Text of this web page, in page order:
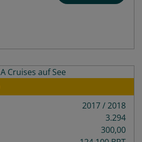
2017 / 2018
3.294
300,00